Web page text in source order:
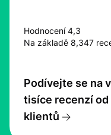
Hodnocení 4,3
Na základě 8,347
Podívejte se na
tisíce recenzí od
klientů